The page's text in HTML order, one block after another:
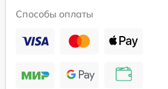
Способы оплаты